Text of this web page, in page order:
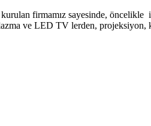
firmamız sayesinde, öncelikle
ve LED TV lerden, projeksiyon,